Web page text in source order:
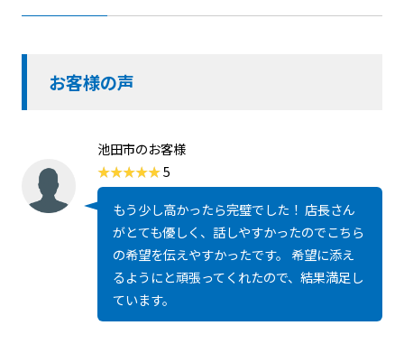
お客様の声
池田市のお客様
5
もう少し高かったら完璧でした！ 店長さん
がとても優しく、話しやすかったのでこちら
の希望を伝えやすかったです。 希望に添え
るようにと頑張ってくれたので、結果満足し
ています。